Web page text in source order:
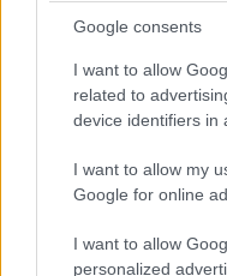
Google consents
I want to allow
related to
device identifiers in
I want to allow my
Google for online
I want to allow
personalized
Διαβάστε και